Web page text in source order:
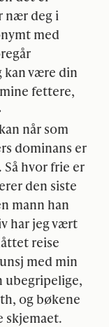
nær deg i
med
kan være din
fettere,
når som
dominans er
hvor frie er
den siste
mann han
har jeg vært
reise
med min
ubegripelige,
og bøkene
skjemaet.